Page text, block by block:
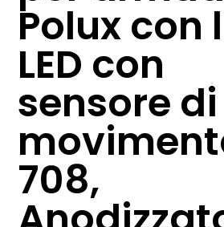
Polux con
LED con
sensore di
708,